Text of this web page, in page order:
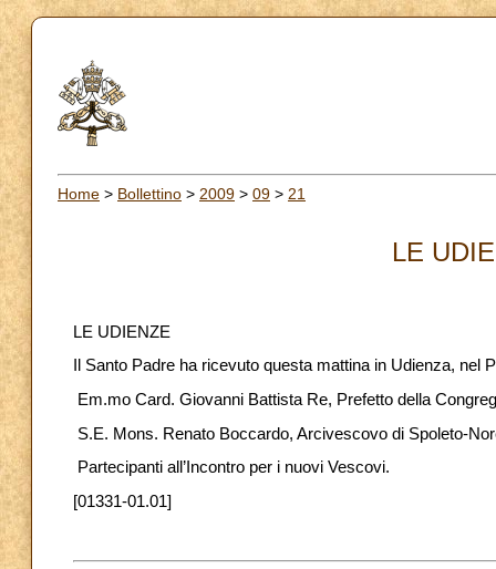
Home > Bollettino > 2009 > 09 > 21
LE
LE UDIENZE
Il Santo Padre ha ricevuto questa mattina in Udienza, nel
Em.mo Card. Giovanni Battista Re, Prefetto della
S.E. Mons. Renato Boccardo, Arcivescovo di Spoleto-
Partecipanti all’Incontro per i nuovi Vescovi.
[01331-01.01]